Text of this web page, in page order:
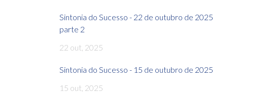
Sintonia do Sucesso - 22 de outubro de 2025
parte 2
22 out, 2025
Sintonia do Sucesso - 15 de outubro de 2025
15 out, 2025